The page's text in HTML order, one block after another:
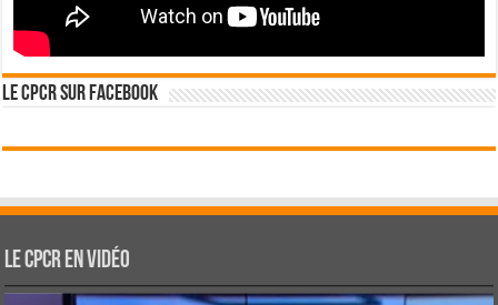
Le CPCR sur Facebook
Le CPCR en vidéo